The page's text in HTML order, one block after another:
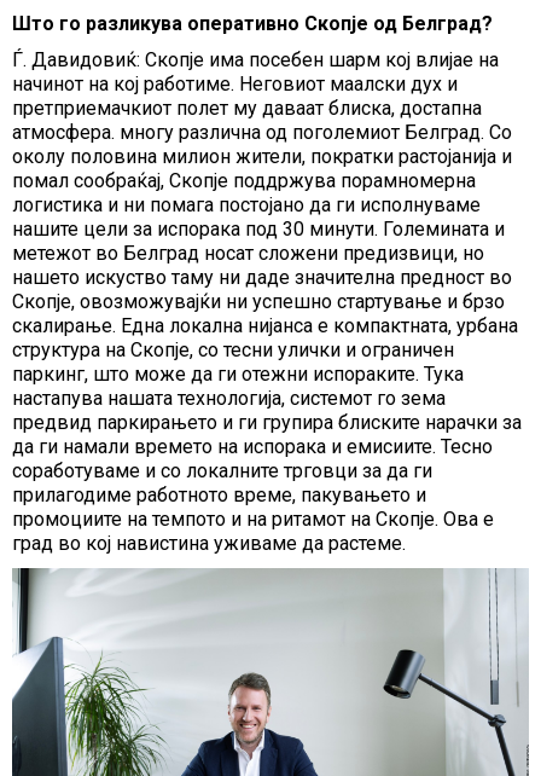
Што го разликува оперативно Скопје од Белград?
Ѓ. Давидовиќ: Скопје има посебен шарм кој влијае на
начинот на кој работиме. Неговиот маалски дух и
претприемачкиот полет му даваат блиска, достапна
атмосфера. многу различна од поголемиот Белград. Со
околу половина милион жители, пократки растојанија и
помал сообраќај, Скопје поддржува порамномерна
логистика и ни помага постојано да ги исполнуваме
нашите цели за испорака под 30 минути. Големината и
метежот во Белград носат сложени предизвици, но
нашето искуство таму ни даде значителна предност во
Скопје, овозможувајќи ни успешно стартување и брзо
скалирање. Една локална нијанса е компактната, урбана
структура на Скопје, со тесни улички и ограничен
паркинг, што може да ги отежни испораките. Тука
настапува нашата технологија, системот го зема
предвид паркирањето и ги групира блиските нарачки за
да ги намали времето на испорака и емисиите. Тесно
соработуваме и со локалните трговци за да ги
прилагодиме работното време, пакувањето и
промоциите на темпото и на ритамот на Скопје. Ова е
град во кој навистина уживаме да растеме.